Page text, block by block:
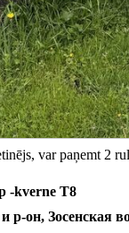
var paņemt 2
-kverne T8
р-он, Зосенская